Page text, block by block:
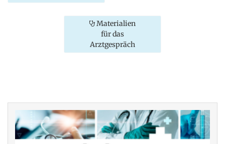
Materialien
für das
Arztgespräch